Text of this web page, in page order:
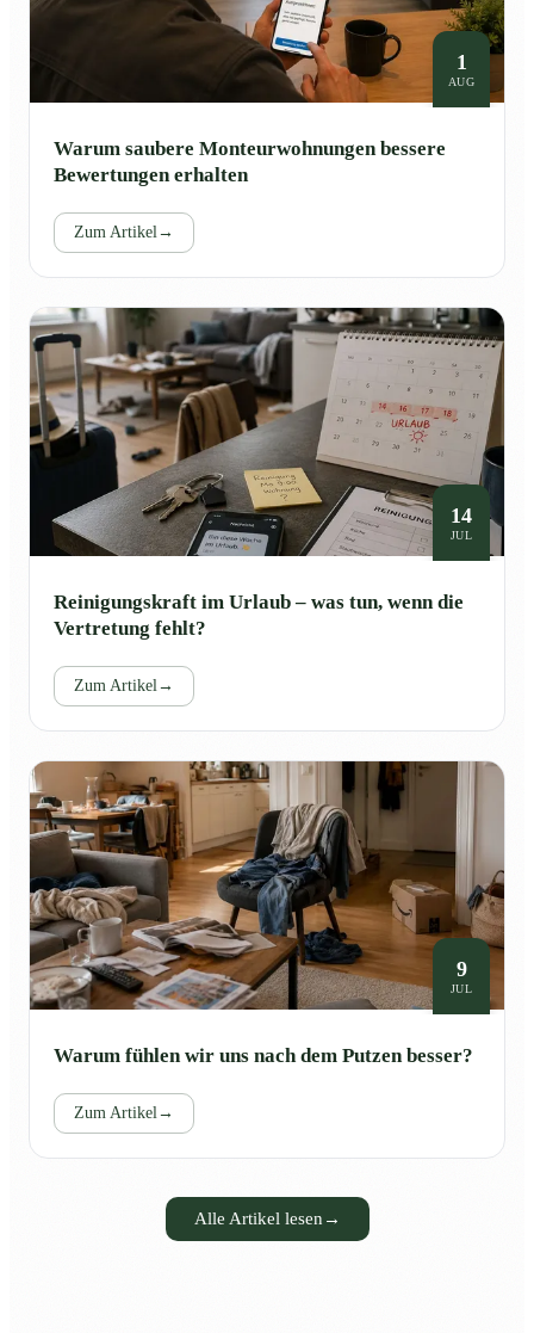
1
AUG
Warum saubere Monteurwohnungen bessere
Bewertungen erhalten
Zum Artikel→
14
JUL
Reinigungskraft im Urlaub – was tun, wenn die
Vertretung fehlt?
Zum Artikel→
9
JUL
Warum fühlen wir uns nach dem Putzen besser?
Zum Artikel→
Alle Artikel lesen →